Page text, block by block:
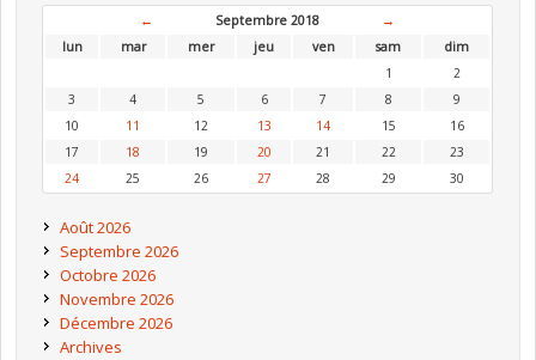
← Septembre 2018
→
lun
mar mer jeu ven sam
dim
1
2
3
4 5 6 7 8
9
10
11 12 13 14 15
16
17
18 19 20 21 22
23
24
25 26 27 28 29 30
Août 2026
Septembre 2026
Octobre 2026
Novembre 2026
Décembre 2026
Archives